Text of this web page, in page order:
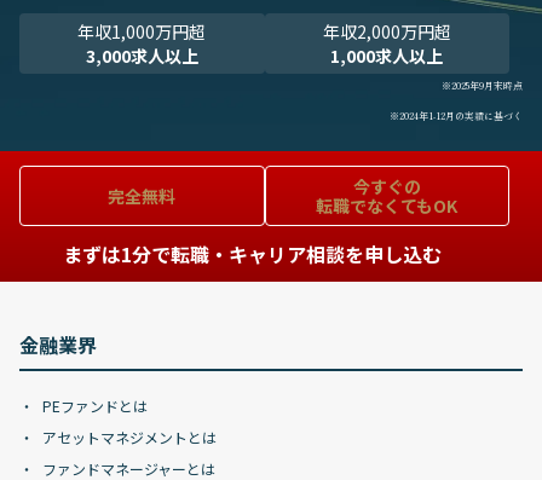
年収1,000万円超
3,000求人以上
年収2,000万円超
1,000求人以上
※2025年9月末時点
※2024年1-12月の実績に基づく
完全無料
今すぐの
転職でなくてもOK
まずは1分で転職・キャリア相談を申し込む
金融業界
PEファンドとは
アセットマネジメントとは
ファンドマネージャーとは